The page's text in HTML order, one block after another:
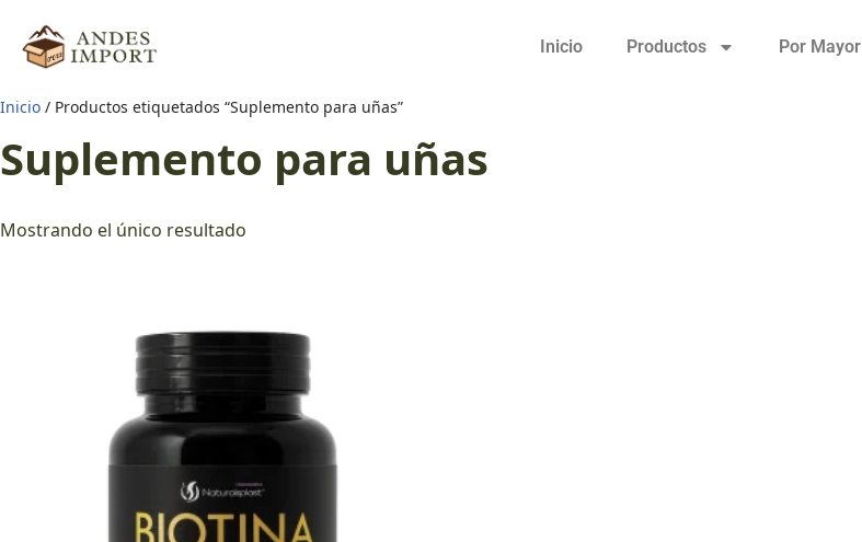
Saltar
contenido
Inicio Productos Por Mayor
Inicio / Productos etiquetados “Suplemento para uñas”
Suplemento para uñas
Mostrando el único resultado